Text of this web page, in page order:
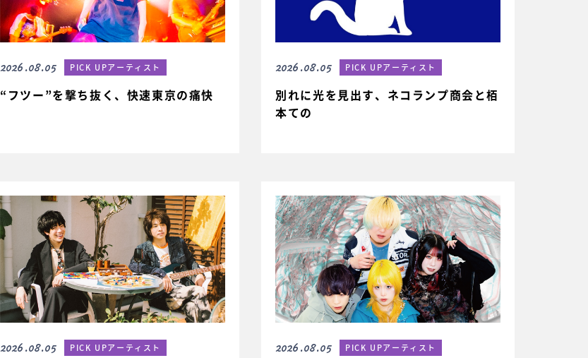
2026.08.05 PICK UPアーティスト
“フツー”を撃ち抜く、快速東京の痛快
2026.08.05 PICK UPアーティスト
別れに光を見出す、ネコランプ商会と栢
本ての
2026.08.05 PICK UPアーティスト 2026.08.05 PICK UPアーティスト